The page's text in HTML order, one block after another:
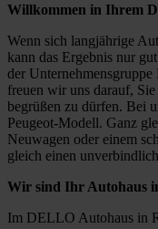
Willkommen in Ihrem
Wenn sich langjährige
kann das Ergebnis nur
der
freuen wir uns darauf,
begrüßen zu dürfen. Bei
Peugeot-Modell. Ganz
Neuwagen oder einem
gleich einen
Wir sind Ihr Autohaus
Im DELLO Autohaus in